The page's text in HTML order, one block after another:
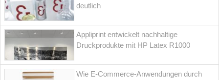
deutlich
Appliprint entwickelt nachhaltige
Druckprodukte mit HP Latex R1000
Wie E-Commerce-Anwendungen durch